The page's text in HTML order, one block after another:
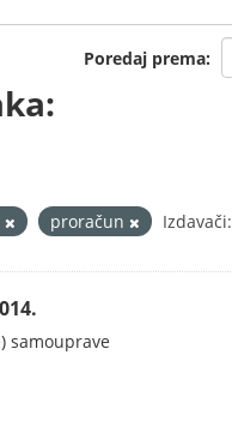
Poredaj prema
proračun Izdavači:
samouprave